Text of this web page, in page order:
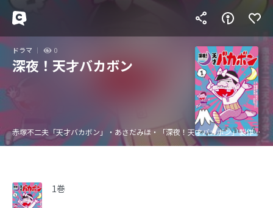
ドラマ 0
深夜！天才バカボン
赤塚不二夫「天才バカボン」・あさだみほ・「深夜！天才バカボン」製作委員会
1巻